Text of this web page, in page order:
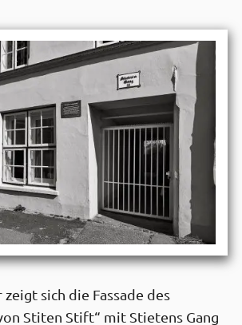
sich die Fassade des
Stiten Stift“ mit Stietens Gang